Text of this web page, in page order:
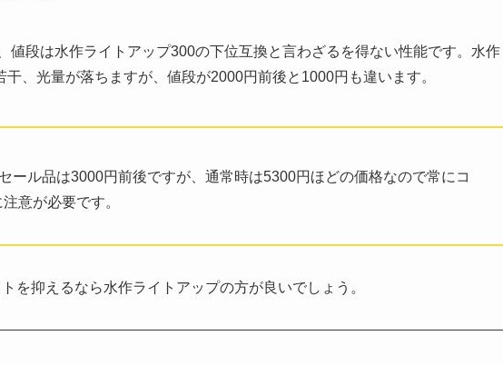
値段は水作ライトアップ300の下位互換と言わざるを得ない性能です。水作
、光量が落ちますが、値段が2000円前後と1000円も違います。
ール品は3000円前後ですが、通常時は5300円ほどの価格なので常にコ
意が必要です。
を抑えるなら水作ライトアップの方が良いでしょう。